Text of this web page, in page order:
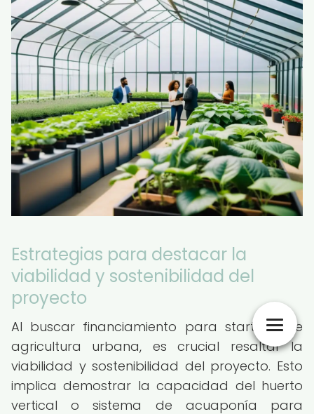
Estrategias para destacar la
viabilidad y sostenibilidad del
proyecto
Al buscar financiamiento para startups de
agricultura urbana, es crucial resaltar la
viabilidad y sostenibilidad del proyecto. Esto
implica demostrar la capacidad del huerto
vertical o sistema de acuaponía para